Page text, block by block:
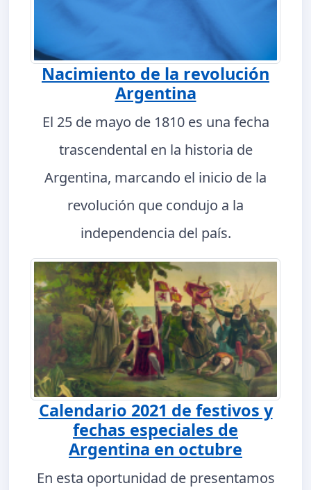
Nacimiento de la revolución
Argentina
El 25 de mayo de 1810 es una fecha
trascendental en la historia de
Argentina, marcando el inicio de la
revolución que condujo a la
independencia del país.
Calendario 2021 de festivos y
fechas especiales de
Argentina en octubre
En esta oportunidad de presentamos